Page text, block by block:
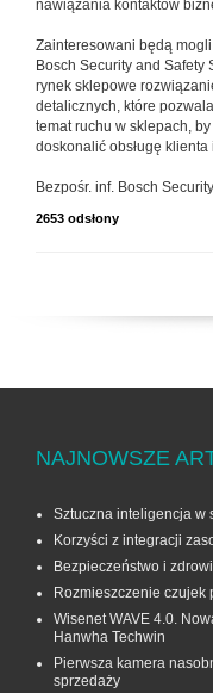
nawiązania kontaktów
Zainteresowani będą
Bosch Security and Safety
rynek sklepowe
detalicznych, które
temat ruchu w sklepach,
doskonalić obsługę klienta
Bezpośr. inf. Bosch
2653 odsłony
NAJNOWSZE
Sztuczna inteligencja w
Korzyści z integracji
Bezpieczeństwo i
Rozmieszczenie czujek
Wisenet WAVE 4.0.
Hanwha Techwin
Pierwsza kamera
sprzedaży